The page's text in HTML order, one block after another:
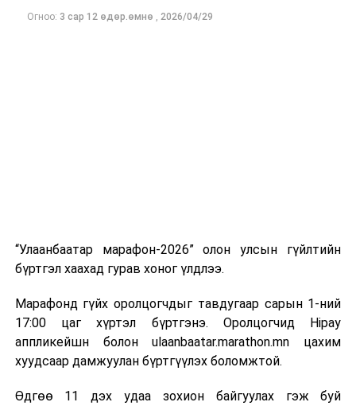
Огноо: 3 сар 12 өдөр.өмнө , 2026/04/29
“Улаанбаатар марафон-2026” олон улсын гүйлтийн
бүртгэл хаахад гурав хоног үлдлээ.
Марафонд гүйх оролцогчдыг тавдугаар сарын 1-ний
17:00 цаг хүртэл бүртгэнэ. Оролцогчид Hipay
аппликейшн болон ulaanbaatar.marathon.mn цахим
хуудсаар дамжуулан бүртгүүлэх боломжтой.
Өдгөө 11 дэх удаа зохион байгуулах гэж буй